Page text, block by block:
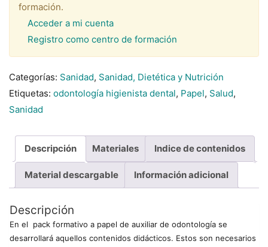
formación.
Acceder a mi cuenta
Registro como centro de formación
Categorías: Sanidad, Sanidad, Dietética y Nutrición
Etiquetas: odontología higienista dental, Papel, Salud,
Sanidad
Descripción Materiales Indice de contenidos
Material descargable Información adicional
Descripción
En el pack formativo a papel de auxiliar de odontología se
desarrollará aquellos contenidos didácticos. Estos son necesarios